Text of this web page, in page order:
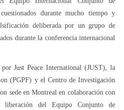
durante mucho tiempo y
deliberada por un grupo de
durante la conferencia internacional
Just Peace International (JUST), la
(PGPF) y el Centro de Investigación
sede en Montreal en colaboración con
del Equipo Conjunto de